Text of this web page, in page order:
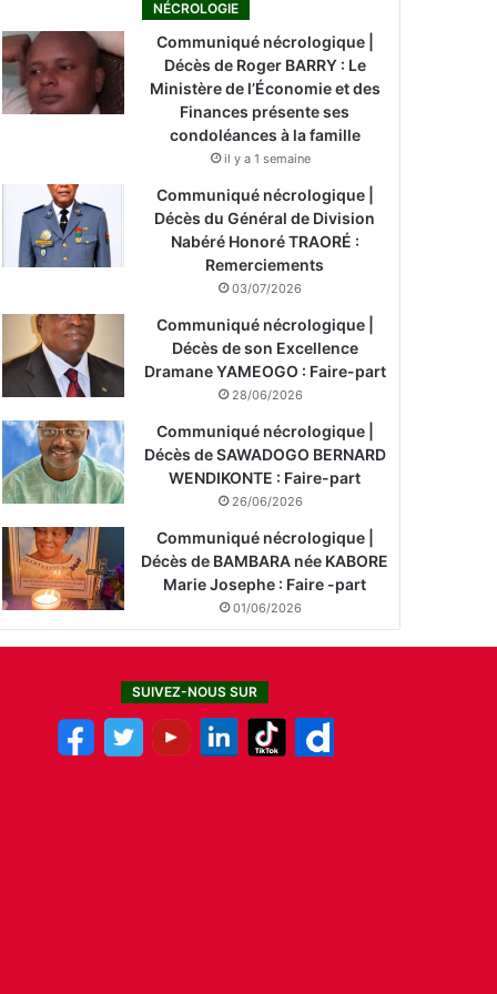
NÉCROLOGIE
Communiqué nécrologique |
Décès de Roger BARRY : Le
Ministère de l’Économie et des
Finances présente ses
condoléances à la famille
il y a 1 semaine
Communiqué nécrologique |
Décès du Général de Division
Nabéré Honoré TRAORÉ :
Remerciements
03/07/2026
Communiqué nécrologique |
Décès de son Excellence
Dramane YAMEOGO : Faire-part
28/06/2026
Communiqué nécrologique |
Décès de SAWADOGO BERNARD
WENDIKONTE : Faire-part
26/06/2026
Communiqué nécrologique |
Décès de BAMBARA née KABORE
Marie Josephe : Faire -part
01/06/2026
SUIVEZ-NOUS SUR